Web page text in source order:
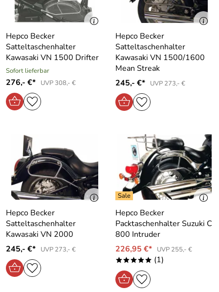
Hepco Becker
Satteltaschenhalter
Kawasaki VN 1500 Drifter
Sofort lieferbar
276,- €* UVP 308,- €
Hepco Becker
Satteltaschenhalter
Kawasaki VN 1500/1600
Mean Streak
245,- €*
UVP 273,- €
Hepco Becker
Satteltaschenhalter
Kawasaki VN 2000
245,- €*
UVP 273,- €
Hepco Becker
Packtaschenhalter Suzuki C
800 Intruder
226,95 €*
UVP 255,- €
***** (1)